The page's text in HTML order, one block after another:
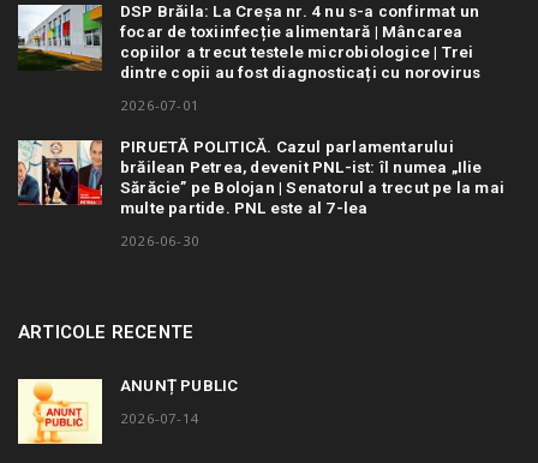
DSP Brăila: La Creșa nr. 4 nu s-a confirmat un
focar de toxiinfecție alimentară | Mâncarea
copiilor a trecut testele microbiologice | Trei
dintre copii au fost diagnosticați cu norovirus
2026-07-01
PIRUETĂ POLITICĂ. Cazul parlamentarului
brăilean Petrea, devenit PNL-ist: îl numea „Ilie
Sărăcie” pe Bolojan | Senatorul a trecut pe la mai
multe partide. PNL este al 7-lea
2026-06-30
ARTICOLE RECENTE
ANUNȚ PUBLIC
2026-07-14